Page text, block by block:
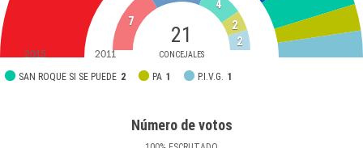
21
CONCEJALES
SAN ROQUE SI SE PUEDE 2 PA 1 P.I.V.G. 1
7
4
2
2
2015 2011
Número de votos